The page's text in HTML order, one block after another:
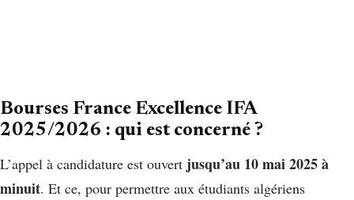
Bourses France Excellence IFA
2025/2026 : qui est concerné ?
L’appel à candidature est ouvert jusqu’au 10 mai 2025 à
minuit. Et ce, pour permettre aux étudiants algériens